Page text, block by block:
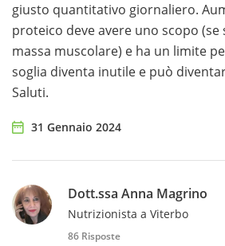
giusto quantitativo giornaliero.
proteico deve avere uno scopo
massa muscolare) e ha un limite
soglia diventa inutile e può
Saluti.
31 Gennaio 2024
Dott.ssa Anna Magrino
Nutrizionista a Viterbo
86 Risposte